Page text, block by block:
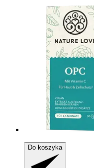
Do koszyka